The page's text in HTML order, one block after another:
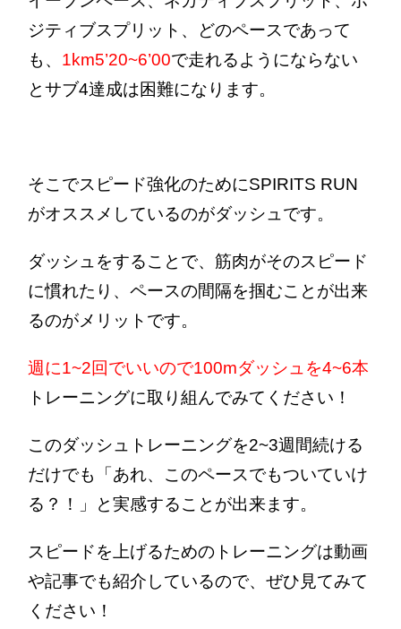
ジティブスプリット、どのペースであって
も、 1km5’20~6’00で走れるようにならない
とサブ4達成は困難になります。
そこでスピード強化のためにSPIRITS RUN
がオススメしているのがダッシュです。
ダッシュをすることで、筋肉がそのスピード
に慣れたり、ペースの間隔を掴むことが出来
るのがメリットです。
週に1~2回でいいので100mダッシュを4~6本
トレーニングに取り組んでみてください！
このダッシュトレーニングを2~3週間続ける
だけでも「あれ、このペースでもついていけ
る？！」と実感することが出来ます。
スピードを上げるためのトレーニングは動画
や記事でも紹介しているので、ぜひ見てみて
ください！